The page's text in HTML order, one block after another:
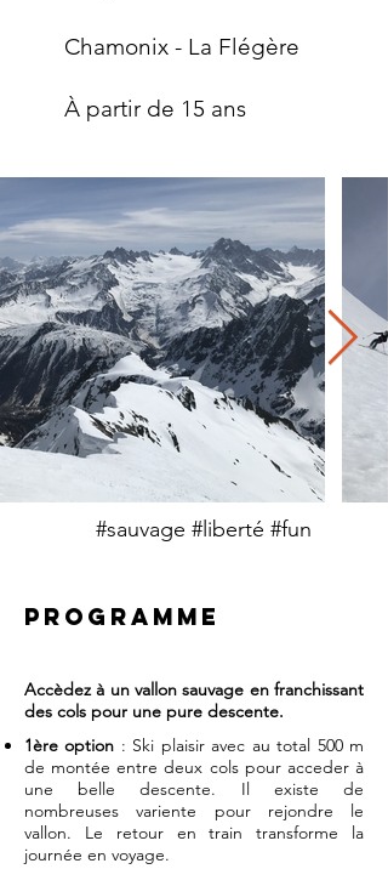
Chamonix - La Flégère
À partir de 15 ans
#sauvage #liberté #fun
PROGRAMME
Accèdez à un vallon sauvage en franchissant
des cols pour une pure descente.
1ère option : Ski plaisir avec au total 500 m
de montée entre deux cols pour acceder à
une belle descente. Il existe de
nombreuses variente pour rejondre le
vallon. Le retour en train transforme la
journée en voyage.